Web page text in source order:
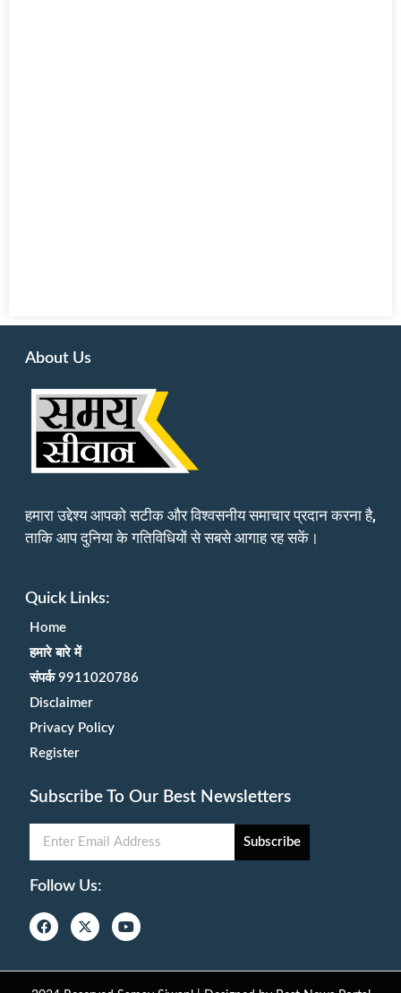
About Us
हमारा उद्देश्य आपको सटीक और विश्वसनीय समाचार प्रदान करना है,
ताकि आप दुनिया के गतिविधियों से सबसे आगाह रह सकें।
Quick Links:
Home
हमारे बारे में
संपर्क 9911020786
Disclaimer
Privacy Policy
Register
Subscribe To Our Best Newsletters
Subscribe
Follow Us: